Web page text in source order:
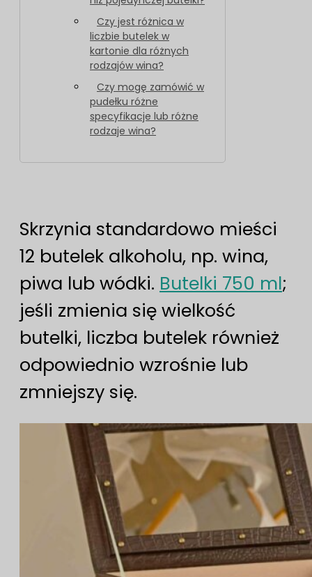
Czy jest różnica w
liczbie butelek w
kartonie dla różnych
rodzajów wina?
Czy mogę zamówić w
pudełku różne
specyfikacje lub różne
rodzaje wina?
Skrzynia standardowo mieści
12 butelek alkoholu, np. wina,
piwa lub wódki. Butelki 750 ml;
jeśli zmienia się wielkość
butelki, liczba butelek również
odpowiednio wzrośnie lub
zmniejszy się.